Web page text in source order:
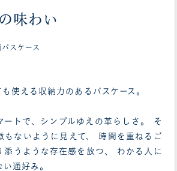
味わい
スケース
使える収納力のあるパスケース。
ートで、シンプルゆえの革らしさ。 そ
もないように見えて、 時間を重ねるご
添うような存在感を放つ、 わかる人に
通好み。